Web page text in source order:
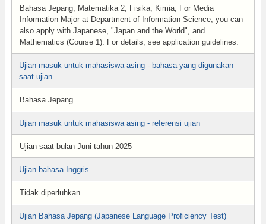
Bahasa Jepang, Matematika 2, Fisika, Kimia, For Media
Information Major at Department of Information Science, you can
also apply with Japanese, "Japan and the World", and
Mathematics (Course 1). For details, see application guidelines.
Ujian masuk untuk mahasiswa asing - bahasa yang digunakan
saat ujian
Bahasa Jepang
Ujian masuk untuk mahasiswa asing - referensi ujian
Ujian saat bulan Juni tahun 2025
Ujian bahasa Inggris
Tidak diperluhkan
Ujian Bahasa Jepang (Japanese Language Proficiency Test)